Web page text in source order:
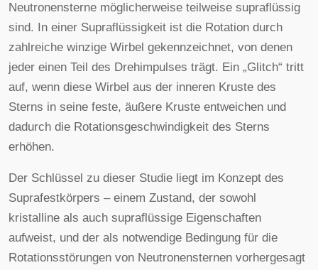
Neutronensterne möglicherweise teilweise supraflüssig
sind. In einer Supraflüssigkeit ist die Rotation durch
zahlreiche winzige Wirbel gekennzeichnet, von denen
jeder einen Teil des Drehimpulses trägt. Ein „Glitch“ tritt
auf, wenn diese Wirbel aus der inneren Kruste des
Sterns in seine feste, äußere Kruste entweichen und
dadurch die Rotationsgeschwindigkeit des Sterns
erhöhen.
Der Schlüssel zu dieser Studie liegt im Konzept des
Suprafestkörpers – einem Zustand, der sowohl
kristalline als auch supraflüssige Eigenschaften
aufweist, und der als notwendige Bedingung für die
Rotationsstörungen von Neutronensternen vorhergesagt